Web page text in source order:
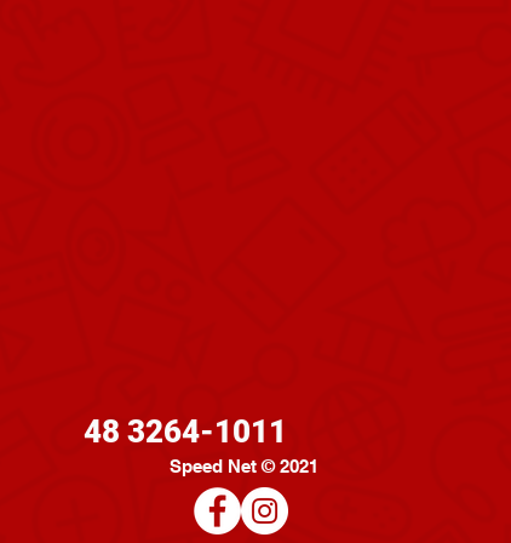
48 3264-1011
Speed Net © 2021